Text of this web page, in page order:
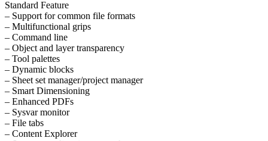
Standard Feature
– Support for common file formats
– Multifunctional grips
– Command line
– Object and layer transparency
– Tool palettes
– Dynamic blocks
– Sheet set manager/project manager
– Smart Dimensioning
– Enhanced PDFs
– Sysvar monitor
– File tabs
– Content Explorer